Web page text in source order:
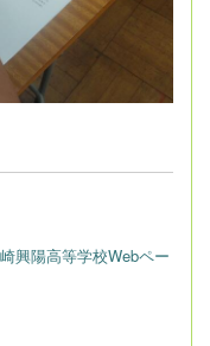
興陽高等学校Webペー